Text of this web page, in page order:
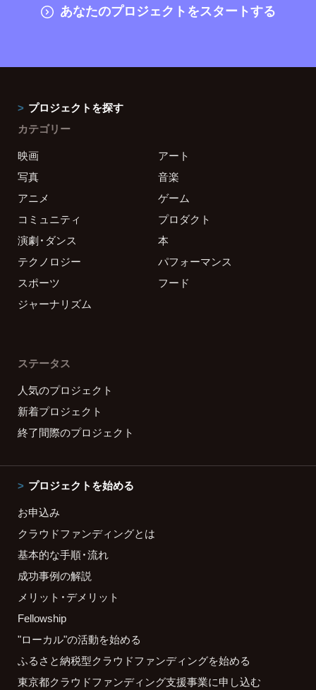
あなたのプロジェクトをスタートする
プロジェクトを探す
カテゴリー
映画
アート
写真
音楽
アニメ
ゲーム
コミュニティ
プロダクト
演劇・ダンス
本
テクノロジー
パフォーマンス
スポーツ
フード
ジャーナリズム
ステータス
人気のプロジェクト
新着プロジェクト
終了間際のプロジェクト
プロジェクトを始める
お申込み
クラウドファンディングとは
基本的な手順・流れ
成功事例の解説
メリット・デメリット
Fellowship
"ローカル"の活動を始める
ふるさと納税型クラウドファンディングを始める
東京都クラウドファンディング支援事業に申し込む